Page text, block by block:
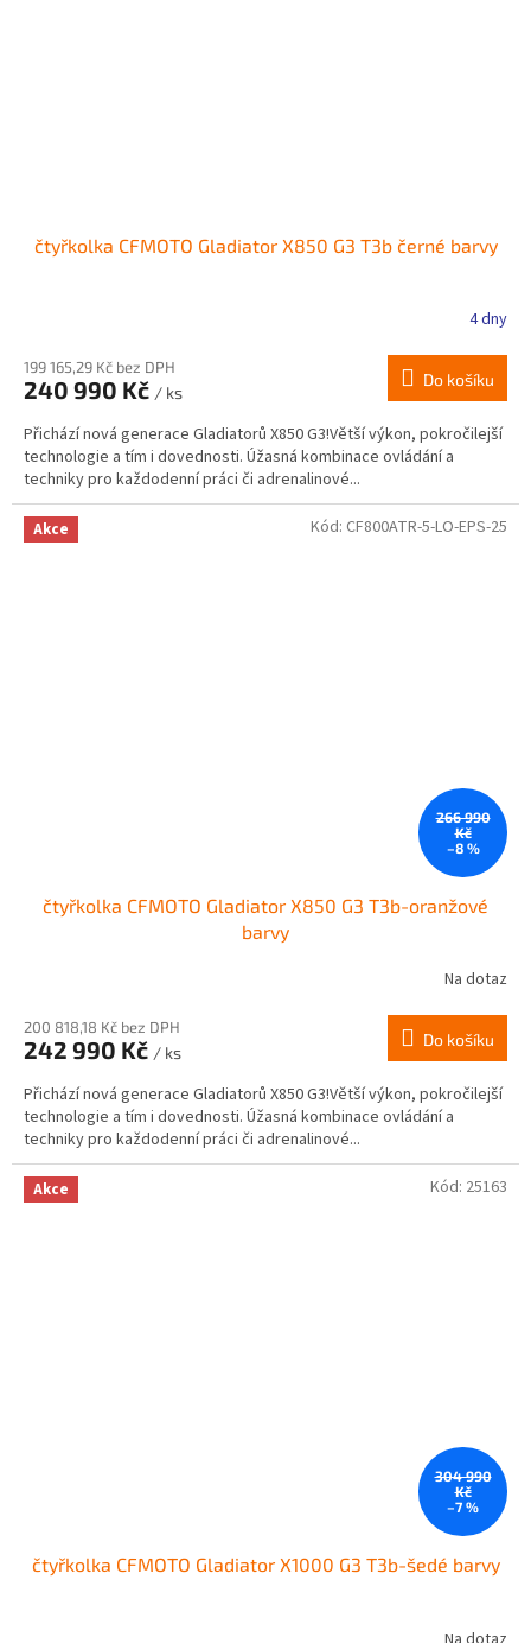
čtyřkolka CFMOTO Gladiator X850 G3 T3b černé barvy
4 dny
199 165,29 Kč bez DPH
240 990 Kč / ks
Do košíku
Přichází nová generace Gladiatorů X850 G3!Větší výkon, pokročilejší
technologie a tím i dovednosti. Úžasná kombinace ovládání a
techniky pro každodenní práci či adrenalinové...
Akce
266 990
Kč
–8 %
čtyřkolka CFMOTO Gladiator X850 G3 T3b-oranžové
barvy
produktu
je
z
5
hvězdiček.
Na dotaz
200 818,18 Kč bez DPH
242 990 Kč / ks
Do košíku
Přichází nová generace Gladiatorů X850 G3!Větší výkon, pokročilejší
technologie a tím i dovednosti. Úžasná kombinace ovládání a
techniky pro každodenní práci či adrenalinové...
Kód: CF800ATR-5-LO-EPS-25
Akce
304 990
Kč
–7 %
čtyřkolka CFMOTO Gladiator X1000 G3 T3b-šedé barvy
Kód: 25163